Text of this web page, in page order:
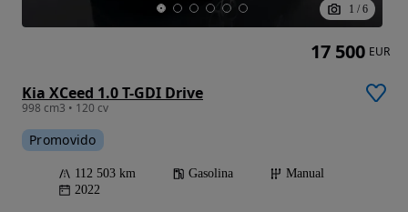
1 / 6
Kia XCeed 1.0 T-GDI Drive
998 cm3 • 120 cv
Promovido
112 503 km Gasolina
Manual
2022
17 500 EUR